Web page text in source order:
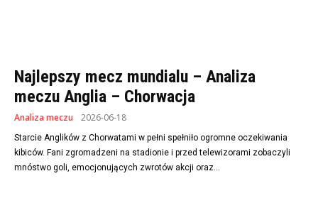
Najlepszy mecz mundialu – Analiza
meczu Anglia – Chorwacja
Analiza meczu 2026-06-18
Starcie Anglików z Chorwatami w pełni spełniło ogromne oczekiwania
kibiców. Fani zgromadzeni na stadionie i przed telewizorami zobaczyli
mnóstwo goli, emocjonujących zwrotów akcji oraz...